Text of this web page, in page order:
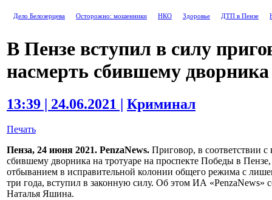
Дело Белозерцева Осторожно: мошенники НКО Здоровье ДТП в Пензе
В Пензе вступил в силу
насмерть сбившему дворника
13:39 | 24.06.2021 | Криминал
Печать
Пенза, 24 июня 2021. PenzaNews. Приговор, в соответствии
сбившему дворника на тротуаре на проспекте Победы в
отбыванием в исправительной колонии общего режима с
три года, вступил в законную силу. Об этом ИА «PenzaNews»
Наталья Яшина.